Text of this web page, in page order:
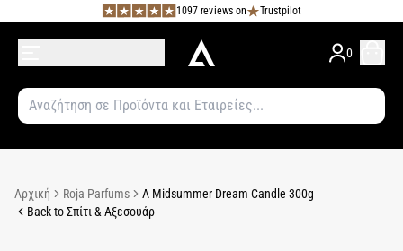
1097 reviews on Trustpilot
0
Αρχική Roja Parfums
A Midsummer Dream Candle 300g
Back to Σπίτι & Αξεσουάρ